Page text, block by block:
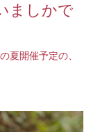
ましかで
夏開催予定の、